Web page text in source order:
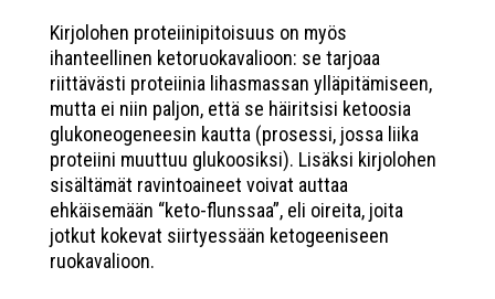
Kirjolohen proteiinipitoisuus on myös
ihanteellinen ketoruokavalioon: se tarjoaa
riittävästi proteiinia lihasmassan ylläpitämiseen,
mutta ei niin paljon, että se häiritsisi ketoosia
glukoneogeneesin kautta (prosessi, jossa liika
proteiini muuttuu glukoosiksi). Lisäksi kirjolohen
sisältämät ravintoaineet voivat auttaa
ehkäisemään “keto-flunssaa”, eli oireita, joita
jotkut kokevat siirtyessään ketogeeniseen
ruokavalioon.